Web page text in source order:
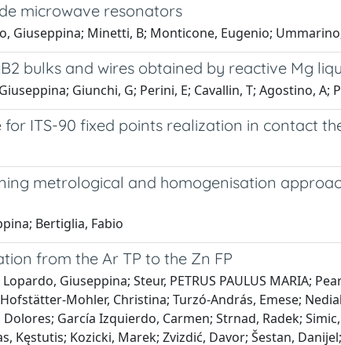
microwave resonators
Giuseppina; Minetti, B; Monticone, Eugenio;
bulks and wires obtained by reactive Mg
Giunchi, G; Perini, E; Cavallin, T; Agostino, A;
ITS-90 fixed points realization in contact
metrological and homogenisation
Bertiglia, Fabio
from the Ar TP to the Zn FP
Giuseppina; Steur, PETRUS PAULUS MARIA;
Mohler, Christina; Turzó-András, Emese;
García Izquierdo, Carmen; Strnad, Radek; Simic,
Kęstutis; Kozicki, Marek; Zvizdić, Davor; Šestan,